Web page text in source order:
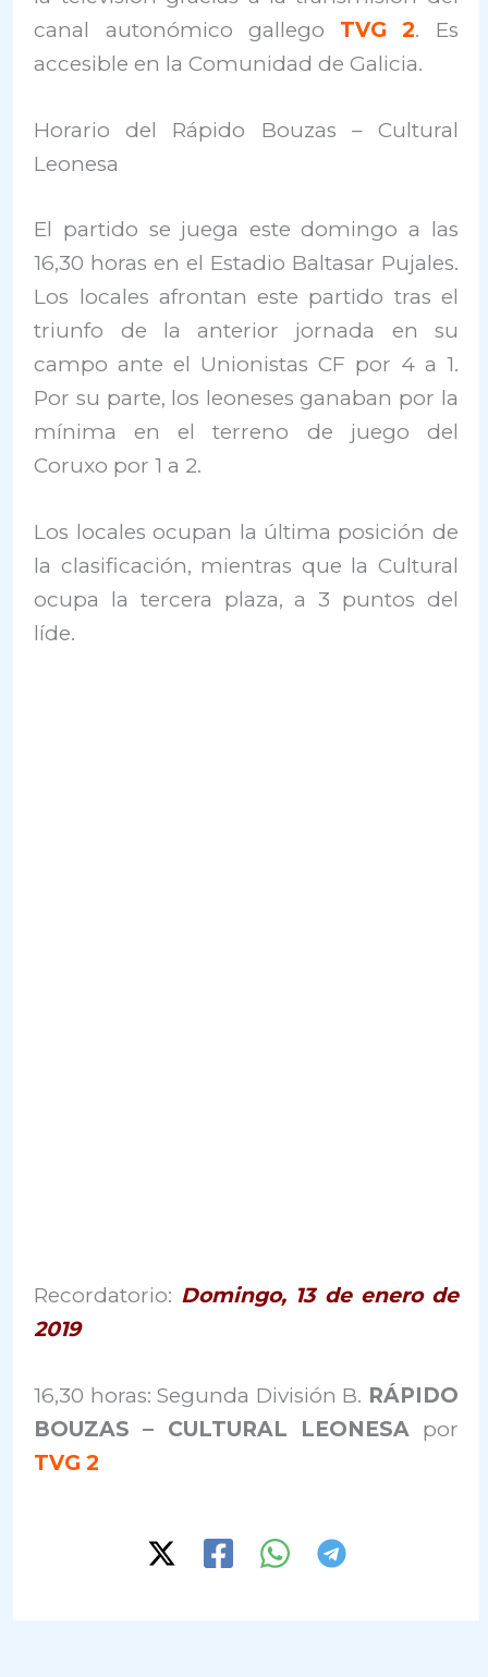
canal autonómico gallego TVG 2. Es
accesible en la Comunidad de Galicia.
Horario del Rápido Bouzas – Cultural
Leonesa
El partido se juega este domingo a las
16,30 horas en el Estadio Baltasar Pujales.
Los locales afrontan este partido tras el
triunfo de la anterior jornada en su
campo ante el Unionistas CF por 4 a 1.
Por su parte, los leoneses ganaban por la
mínima en el terreno de juego del
Coruxo por 1 a 2.
Los locales ocupan la última posición de
la clasificación, mientras que la Cultural
ocupa la tercera plaza, a 3 puntos del
líde.
Recordatorio: Domingo, 13 de enero de
2019
16,30 horas: Segunda División B. RÁPIDO
BOUZAS – CULTURAL LEONESA por
TVG 2